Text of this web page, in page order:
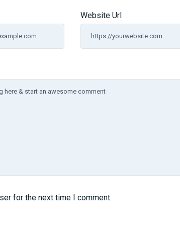
Website Url
for the next time I comment.